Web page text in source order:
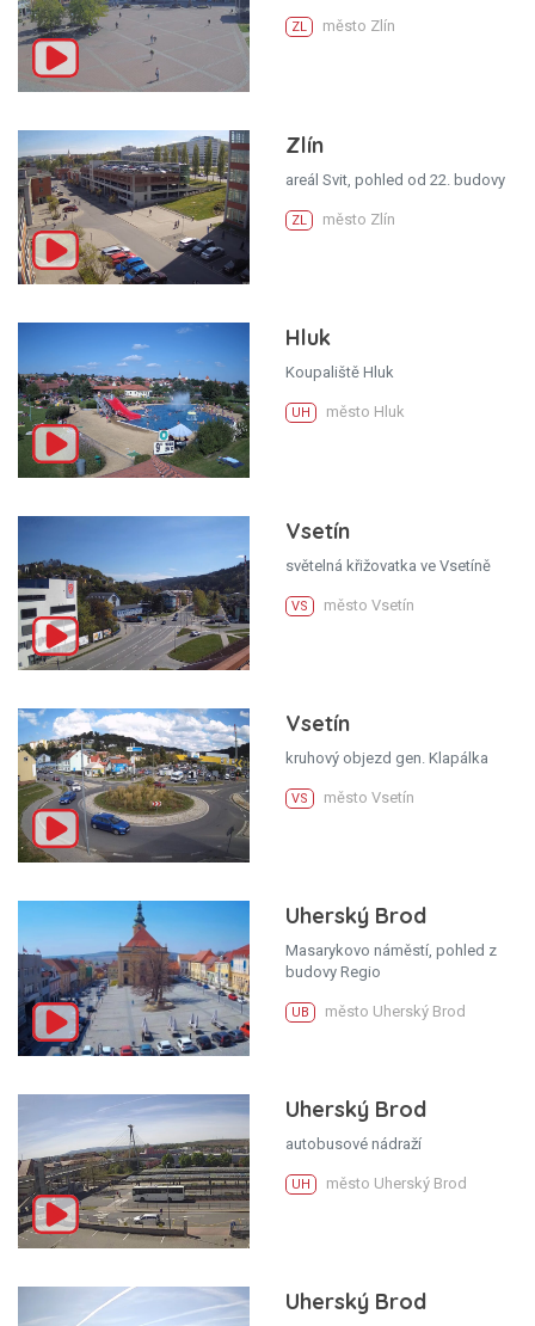
ZL město Zlín
Zlín
areál Svit, pohled od 22. budovy
ZL město Zlín
Hluk
Koupaliště Hluk
UH město Hluk
Vsetín
světelná křižovatka ve Vsetíně
VS město Vsetín
Vsetín
kruhový objezd gen. Klapálka
VS město Vsetín
Uherský Brod
Masarykovo náměstí, pohled z
budovy Regio
UB město Uherský Brod
Uherský Brod
autobusové nádraží
UH město Uherský Brod
Uherský Brod